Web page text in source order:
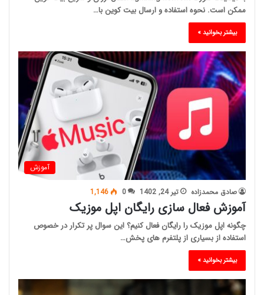
ممکن است. نحوه استفاده و ارسال بیت کوین با…
بیشتر بخوانید »
آموزش
صادق محمدزاده تیر 24, 1402 0
1,146
آموزش فعال سازی رایگان اپل موزیک
چگونه اپل موزیک را رایگان فعال کنیم؟ این سوال پر تکرار در خصوص
استفاده از بسیاری از پلتفرم های پخش…
بیشتر بخوانید »